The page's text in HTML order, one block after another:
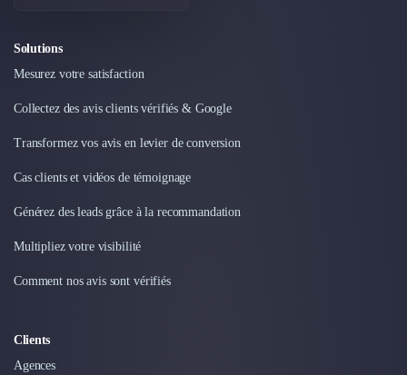
Solutions
Mesurez votre satisfaction
Collectez des avis clients vérifiés & Google
Transformez vos avis en levier de conversion
Cas clients et vidéos de témoignage
Générez des leads grâce à la recommandation
Multipliez votre visibilité
Comment nos avis sont vérifiés
Clients
Agences